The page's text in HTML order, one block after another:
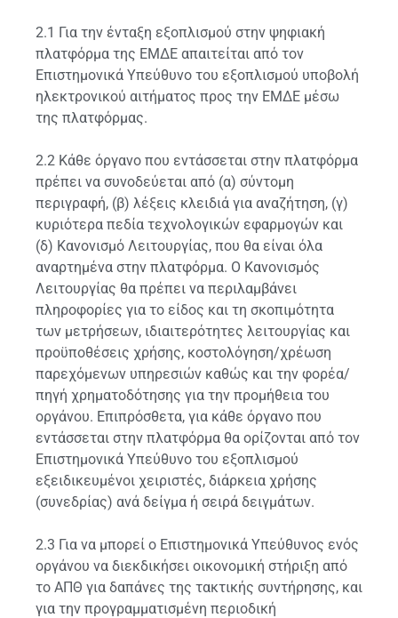
2.1 Για την ένταξη εξοπλισμού στην ψηφιακή
πλατφόρμα της ΕΜΔΕ απαιτείται από τον
Επιστημονικά Υπεύθυνο του εξοπλισμού υποβολή
ηλεκτρονικού αιτήματος προς την ΕΜΔΕ μέσω
της πλατφόρμας.
2.2 Κάθε όργανο που εντάσσεται στην πλατφόρμα
πρέπει να συνοδεύεται από (α) σύντομη
περιγραφή, (β) λέξεις κλειδιά για αναζήτηση, (γ)
κυριότερα πεδία τεχνολογικών εφαρμογών και
(δ) Κανονισμό Λειτουργίας, που θα είναι όλα
αναρτημένα στην πλατφόρμα. Ο Κανονισμός
Λειτουργίας θα πρέπει να περιλαμβάνει
πληροφορίες για το είδος και τη σκοπιμότητα
των μετρήσεων, ιδιαιτερότητες λειτουργίας και
προϋποθέσεις χρήσης, κοστολόγηση/χρέωση
παρεχόμενων υπηρεσιών καθώς και την φορέα/
πηγή χρηματοδότησης για την προμήθεια του
οργάνου. Επιπρόσθετα, για κάθε όργανο που
εντάσσεται στην πλατφόρμα θα ορίζονται από τον
Επιστημονικά Υπεύθυνο του εξοπλισμού
εξειδικευμένοι χειριστές, διάρκεια χρήσης
(συνεδρίας) ανά δείγμα ή σειρά δειγμάτων.
2.3 Για να μπορεί ο Επιστημονικά Υπεύθυνος ενός
οργάνου να διεκδικήσει οικονομική στήριξη από
το ΑΠΘ για δαπάνες της τακτικής συντήρησης, και
για την προγραμματισμένη περιοδική